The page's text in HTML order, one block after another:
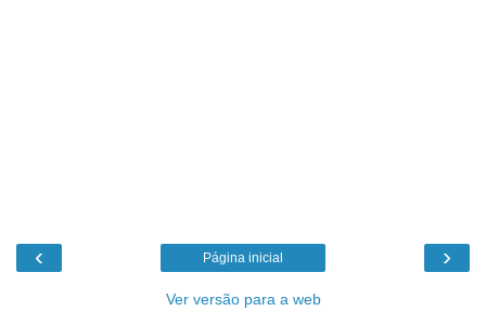
‹ ›
Página inicial
Ver versão para a web